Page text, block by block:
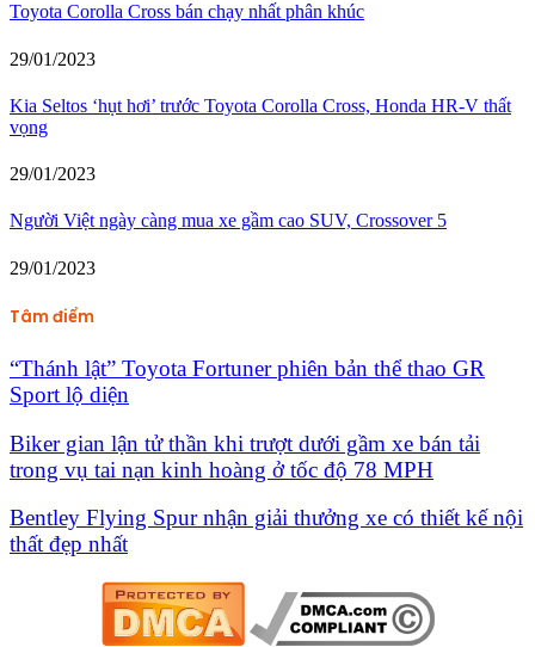
Toyota Corolla Cross bán chạy nhất phân khúc
29/01/2023
Kia Seltos ‘hụt hơi’ trước Toyota Corolla Cross, Honda HR-V thất
vọng
29/01/2023
Người Việt ngày càng mua xe gầm cao SUV, Crossover 5
29/01/2023
Tâm điểm
“Thánh lật” Toyota Fortuner phiên bản thể thao GR
Sport lộ diện
Biker gian lận tử thần khi trượt dưới gầm xe bán tải
trong vụ tai nạn kinh hoàng ở tốc độ 78 MPH
Bentley Flying Spur nhận giải thưởng xe có thiết kế nội
thất đẹp nhất